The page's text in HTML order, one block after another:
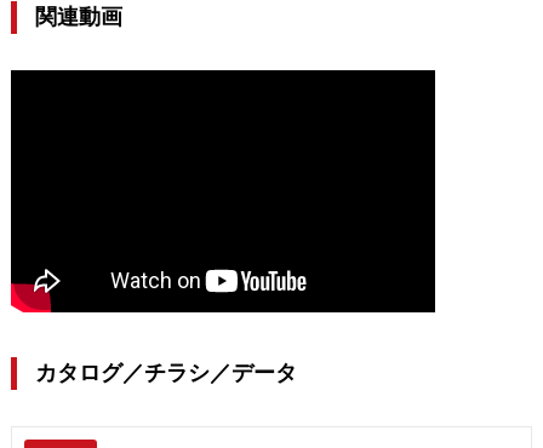
関連動画
カタログ／チラシ／データ